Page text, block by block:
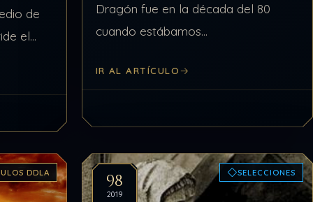
de
el
Dragón fue en la década del 80
cuando estábamos
Esa comunicación fue continua e
IR AL ARTÍCULO
DDLA 98
2019
SELECCIONES